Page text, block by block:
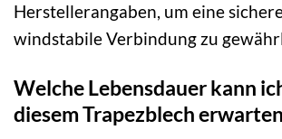
Herstellerangaben, um eine
windstabile Verbindung zu
Welche Lebensdauer kann
diesem Trapezblech